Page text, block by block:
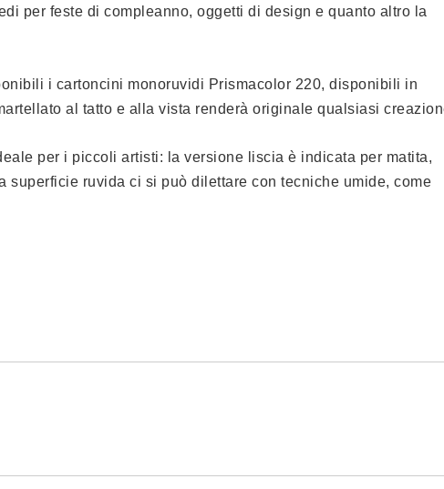
per feste di compleanno, oggetti di design e quanto altro la
i cartoncini monoruvidi Prismacolor 220, disponibili in
al tatto e alla vista renderà originale qualsiasi
per i piccoli artisti: la versione liscia è indicata per matita,
superficie ruvida ci si può dilettare con tecniche umide, come